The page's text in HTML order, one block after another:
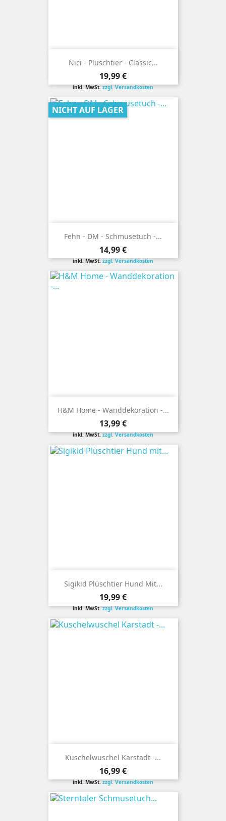
Nici - Plüschtier - Classic...
Preis
19,99 €
inkl. MwSt.zzgl. Versandkosten
Fehn - DM - Schmusetuch -...
Preis
14,99 €
inkl. MwSt.zzgl. Versandkosten
NICHT AUF LAGER
H&M Home - Wanddekoration -...
Preis
13,99 €
inkl. MwSt.zzgl. Versandkosten
Sigikid Plüschtier Hund Mit...
Preis
19,99 €
inkl. MwSt.zzgl. Versandkosten
Kuschelwuschel Karstadt -...
Preis
16,99 €
inkl. MwSt.zzgl. Versandkosten